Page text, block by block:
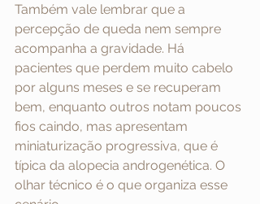
Também vale lembrar que a
percepção de queda nem sempre
acompanha a gravidade. Há
pacientes que perdem muito cabelo
por alguns meses e se recuperam
bem, enquanto outros notam poucos
fios caindo, mas apresentam
miniaturização progressiva, que é
típica da alopecia androgenética. O
olhar técnico é o que organiza esse